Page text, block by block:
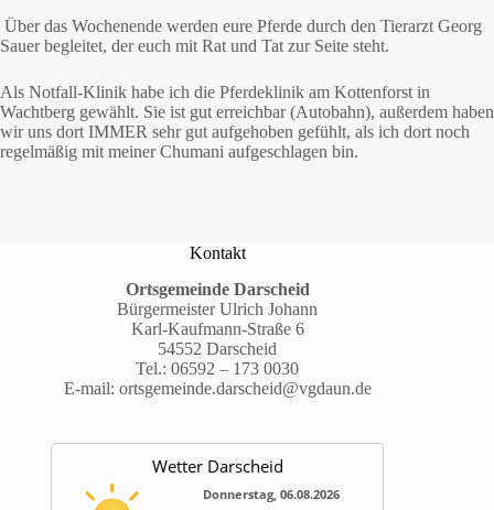
Über das Wochenende werden eure Pferde durch den Tierarzt Georg
Sauer begleitet, der euch mit Rat und Tat zur Seite steht.
Als Notfall-Klinik habe ich die Pferdeklinik am Kottenforst in
Wachtberg gewählt. Sie ist gut erreichbar (Autobahn), außerdem haben
wir uns dort IMMER sehr gut aufgehoben gefühlt, als ich dort noch
regelmäßig mit meiner Chumani aufgeschlagen bin.
Kontakt
Ortsgemeinde Darscheid
Bürgermeister Ulrich Johann
Karl-Kaufmann-Straße 6
54552 Darscheid
Tel.:06592 – 173 0030
E-mail: ortsgemeinde.darscheid@vgdaun.de
Wetter Darscheid
Donnerstag, 06.08.2026